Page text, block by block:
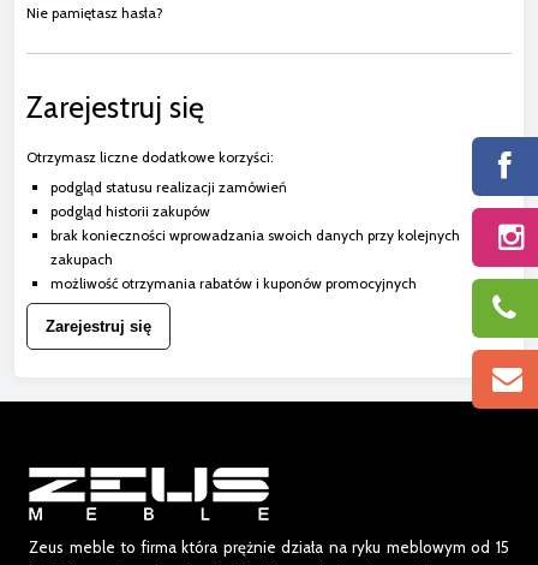
Nie pamiętasz hasła?
Zarejestruj się
Otrzymasz liczne dodatkowe korzyści:
podgląd statusu realizacji zamówień
podgląd historii zakupów
brak konieczności wprowadzania swoich danych przy kolejnych
zakupach
możliwość otrzymania rabatów i kuponów promocyjnych
Zarejestruj się
Zeus meble to firma która prężnie działa na ryku meblowym od 15